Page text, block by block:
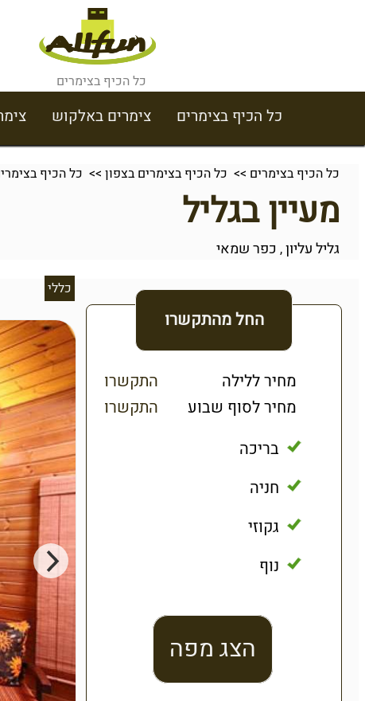
כל הכיף בצימרים
כל הכיף בצימרים צימרים באלקוש
כל הכיף בצימרים >> כל הכיף בצימרים בצפון >> כל הכיף
מעיין בגליל
גליל עליון, כפר שמאי
החל מהתקשרו
מחיר ללילה
התקשרו
מחיר לסוף שבוע
התקשרו
בריכה
חניה
גקוזי
נוף
הצג מפה
כללי